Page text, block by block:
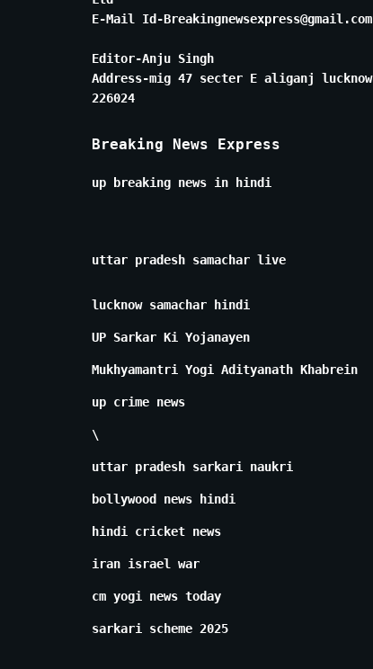
E-Mail Id-Breakingnewsexpress@gmail.com
Editor-Anju Singh
Address-mig 47 secter E aliganj lucknow
226024
Breaking News Express
up breaking news in hindi
uttar pradesh samachar live
lucknow samachar hindi
UP Sarkar Ki Yojanayen
Mukhyamantri Yogi Adityanath Khabrein
up crime news
\
uttar pradesh sarkari naukri
bollywood news hindi
hindi cricket news
iran israel war
cm yogi news today
sarkari scheme 2025